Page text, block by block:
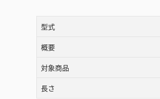
型式
概要
対象商品
長さ